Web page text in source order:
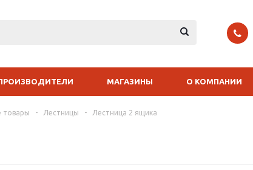
МАГАЗИНЫ О КОМПАНИИ
товары - Лестницы - Лестница 2 ящика